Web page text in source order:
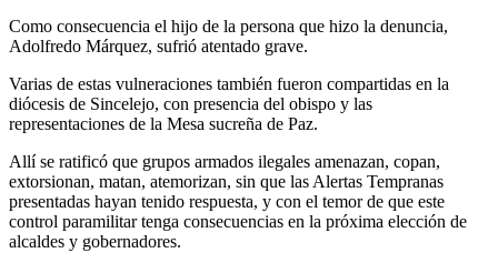
Como consecuencia el hijo de la persona que hizo la denuncia,
Adolfredo Márquez, sufrió atentado grave.
Varias de estas vulneraciones también fueron compartidas en la
diócesis de Sincelejo, con presencia del obispo y las
representaciones de la Mesa sucreña de Paz.
Allí se ratificó que grupos armados ilegales amenazan, copan,
extorsionan, matan, atemorizan, sin que las Alertas Tempranas
presentadas hayan tenido respuesta, y con el temor de que este
control paramilitar tenga consecuencias en la próxima elección de
alcaldes y gobernadores.